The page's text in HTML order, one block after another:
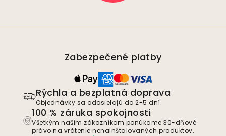
Zabezpečené platby
Rýchla a bezplatná doprava
Objednávky sa odosielajú do 2-5 dní.
100 % záruka spokojnosti
Všetkým našim zákazníkom ponúkame 30-dňové
právo na vrátenie nenainštalovaných produktov.